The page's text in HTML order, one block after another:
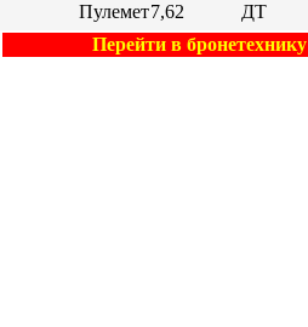
Пулемет7,62 ДТ
Перейти в бронетехнику